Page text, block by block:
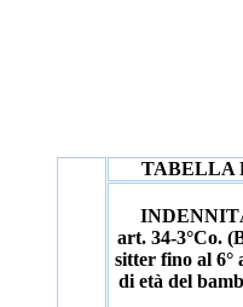
TABELLA
art. 34-3°Co.
sitter fino al 6°
di età del